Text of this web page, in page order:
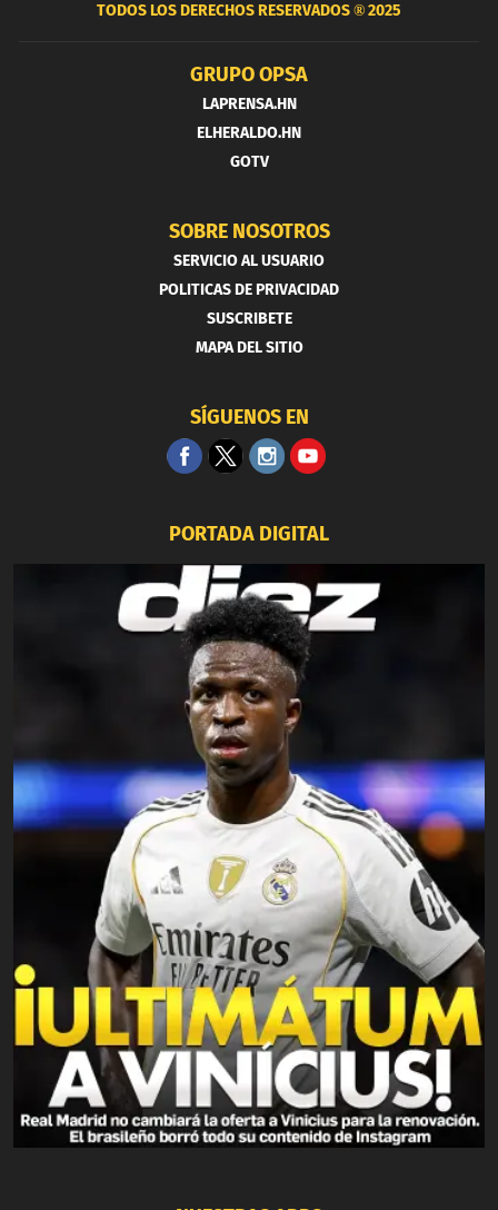
TODOS LOS DERECHOS RESERVADOS ®2025
GRUPO OPSA
LAPRENSA.HN
ELHERALDO.HN
GOTV
SOBRE NOSOTROS
SERVICIO AL USUARIO
POLITICAS DE PRIVACIDAD
SUSCRIBETE
MAPA DEL SITIO
SÍGUENOS EN
PORTADA DIGITAL